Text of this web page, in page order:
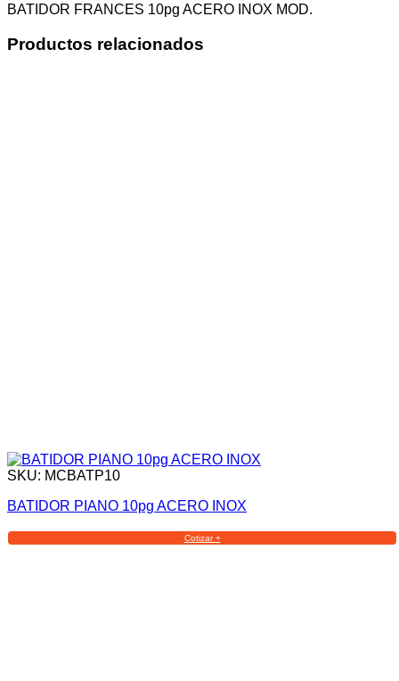
BATIDOR FRANCES 10pg ACERO INOX MOD.
Productos relacionados
SKU: MCBATP10
BATIDOR PIANO 10pg ACERO INOX
Cotizar +